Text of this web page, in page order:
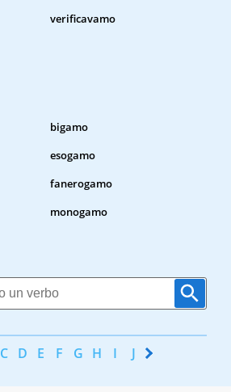
verificavamo
bigamo
esogamo
fanerogamo
monogamo
C D E F G H I J K